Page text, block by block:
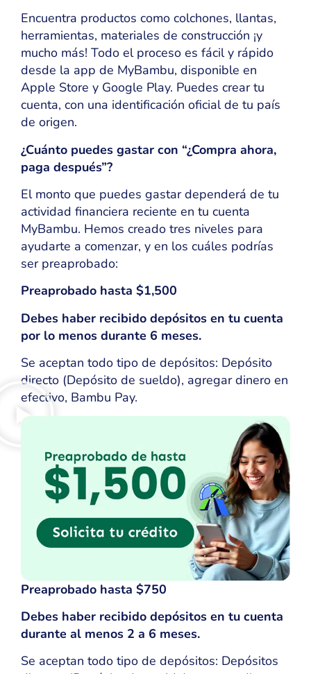
Encuentra productos como colchones, llantas,
herramientas, materiales de construcción ¡y
mucho más! Todo el proceso es fácil y rápido
desde la app de MyBambu, disponible en
Apple Store y Google Play. Puedes crear tu
cuenta, con una identificación oficial de tu país
de origen.
¿Cuánto puedes gastar con “¿Compra ahora,
paga después”?
El monto que puedes gastar dependerá de tu
actividad financiera reciente en tu cuenta
MyBambu. Hemos creado tres niveles para
ayudarte a comenzar, y en los cuáles podrías
ser preaprobado:
Preaprobado hasta $1,500
Debes haber recibido depósitos en tu cuenta
por lo menos durante 6 meses.
Se aceptan todo tipo de depósitos: Depósito
directo (Depósito de sueldo), agregar dinero en
efectivo, Bambu Pay.
Preaprobado hasta $750
Debes haber recibido depósitos en tu cuenta
durante al menos 2 a 6 meses.
Se aceptan todo tipo de depósitos: Depósitos